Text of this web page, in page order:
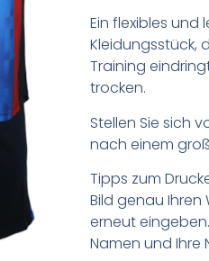
Ein flexibles und
Kleidungsstück,
Training
trocken.
Stellen Sie sich
nach einem
Tipps zum
Bild genau Ihren
erneut
Namen und Ihre